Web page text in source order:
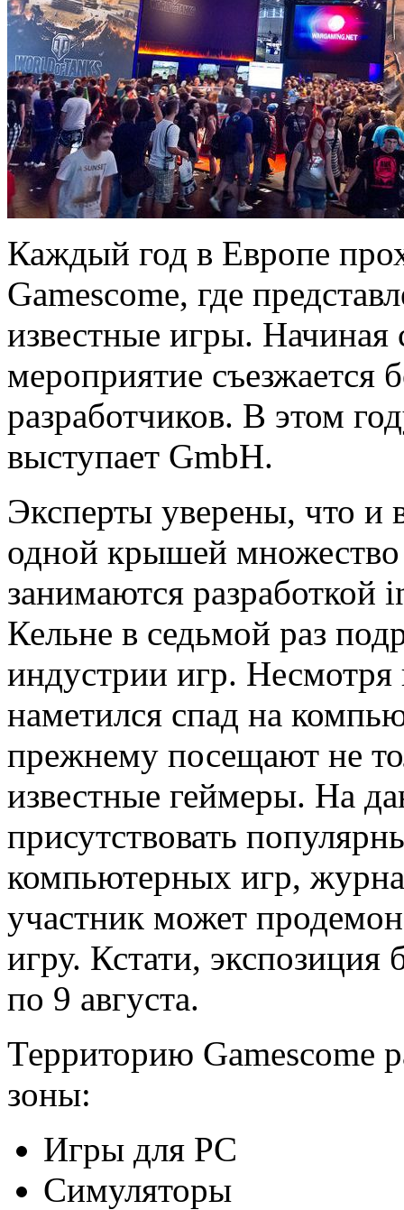
Каждый год в Европе
Gamescome, где
известные игры. Начиная
мероприятие съезжается
разработчиков. В этом
выступает GmbH.
Эксперты уверены, что и
одной крышей
занимаются разработкой
Кельне в седьмой раз
индустрии игр. Несмотря
наметился спад на
прежнему посещают не
известные геймеры. На
присутствовать
компьютерных игр,
участник может
игру. Кстати, экспозиция
по 9 августа.
Территорию Gamescome
зоны:
Игры для PC
Симуляторы